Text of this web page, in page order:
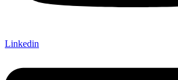
Linkedin